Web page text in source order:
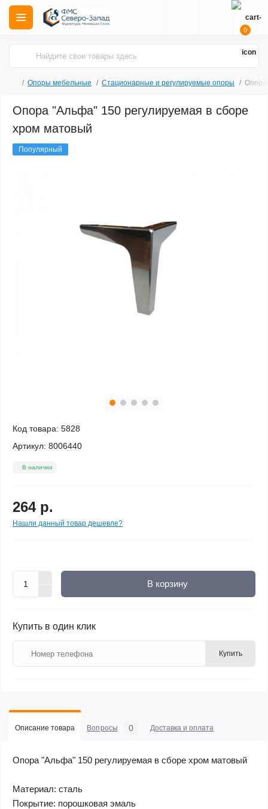
0
Опоры мебельные Стационарные и регулируемые опоры Опора
Опора "Альфа" 150 регулируемая в сборе
хром матовый
Популярный
Код товара: 5828
Артикул: 8006440
В наличии
264 р.
Нашли данный товар дешевле?
В корзину
Купить в один клик
Купить
Описание товара Вопросы 0 Доставка и оплата
Опора "Альфа" 150 регулируемая в сборе хром матовый
Материал: сталь
Покрытие: порошковая эмаль